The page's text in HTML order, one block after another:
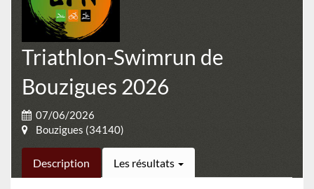
Triathlon-Swimrun de
Bouzigues 2026
07/06/2026
Bouzigues (34140)
Description Les résultats